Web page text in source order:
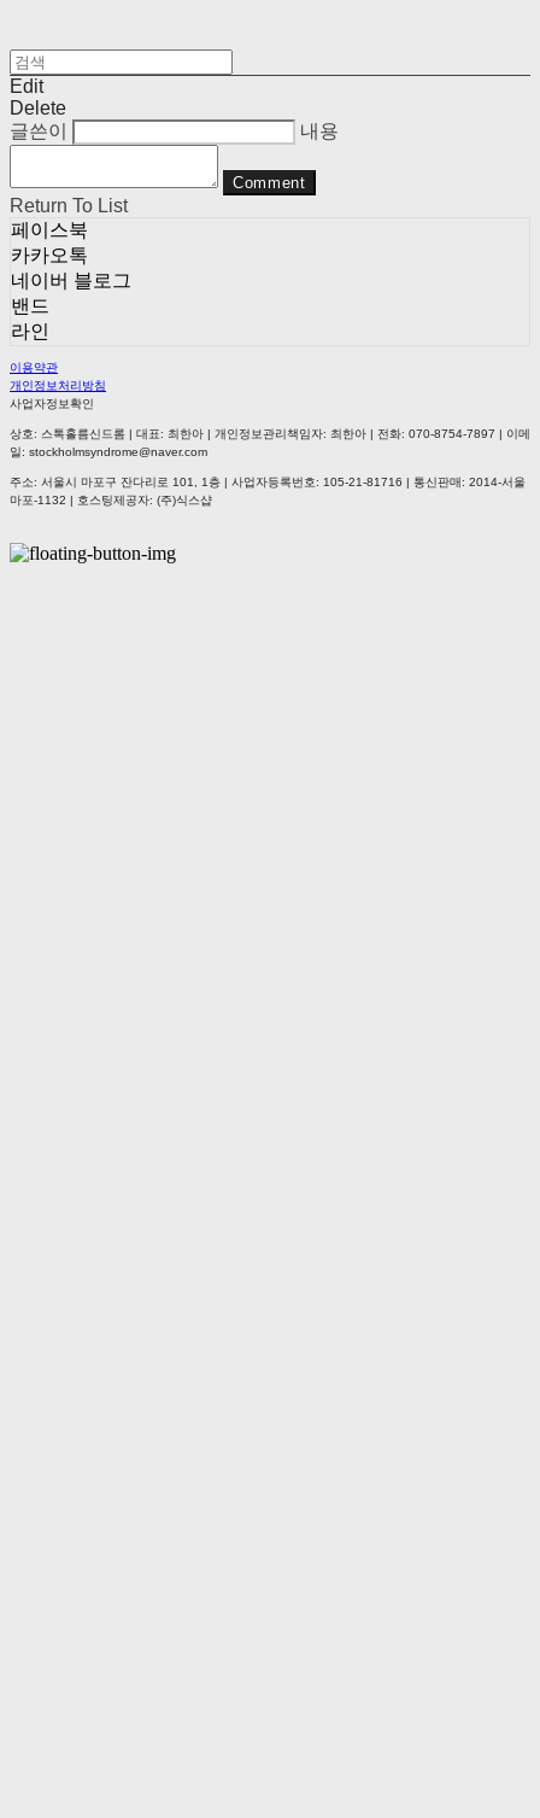
Edit
Delete
글쓴이
내용
Comment
Return To List
페이스북
카카오톡
네이버 블로그
밴드
라인
이용약관
개인정보처리방침
사업자정보확인
상호: 스톡홀름신드롬 | 대표: 최한아 | 개인정보관리책임자: 최한아 | 전화: 070-8754-7897 | 이메
일: stockholmsyndrome@naver.com
주소: 서울시 마포구 잔다리로 101, 1층 | 사업자등록번호: 105-21-81716 | 통신판매: 2014-서울
마포-1132 | 호스팅제공자: (주)식스샵